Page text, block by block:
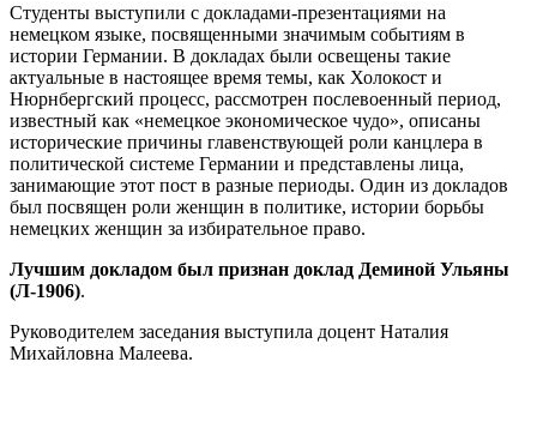
Студенты выступили с докладами-презентациями на
немецком языке, посвященными значимым событиям в
истории Германии. В докладах были освещены такие
актуальные в настоящее время темы, как Холокост и
Нюрнбергский процесс, рассмотрен послевоенный период,
известный как «немецкое экономическое чудо», описаны
исторические причины главенствующей роли канцлера в
политической системе Германии и представлены лица,
занимающие этот пост в разные периоды. Один из докладов
был посвящен роли женщин в политике, истории борьбы
немецких женщин за избирательное право.
Лучшим докладом был признан доклад Деминой Ульяны
(Л-1906).
Руководителем заседания выступила доцент Наталия
Михайловна Малеева.